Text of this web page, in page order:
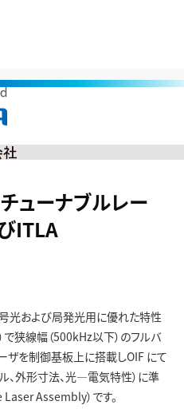
ニ
ュ
中文(簡体)
タログ
ニュース
い合わせ
調和製品 > >
ュールおよびITLA
ューナブルレー
ITLA
光および局発光用に優れた特性
で狭線幅（500kHz以下）のフルバ
ザを制御基板上に搭載しOIF にて
、外形寸法、光—電気特性）に準
Assembly）です。